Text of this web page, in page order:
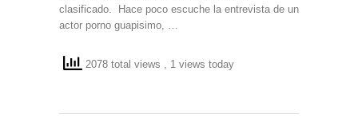
clasificado. Hace poco escuche la entrevista de un
actor porno guapisimo, …
2078 total views , 1 views today